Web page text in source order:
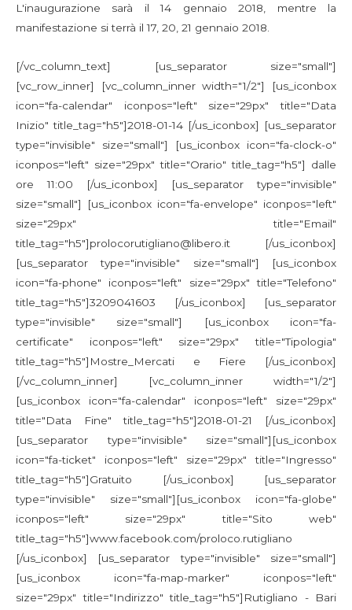
L'inaugurazione sarà il 14 gennaio 2018, mentre la
manifestazione si terrà il 17, 20, 21 gennaio 2018.
[/vc_column_text] [us_separator size="small"]
[vc_row_inner] [vc_column_inner width="1/2"] [us_iconbox
icon="fa-calendar" iconpos="left" size="29px" title="Data
Inizio" title_tag="h5"]2018-01-14 [/us_iconbox] [us_separator
type="invisible" size="small"] [us_iconbox icon="fa-clock-o"
iconpos="left" size="29px" title="Orario" title_tag="h5"] dalle
ore 11:00 [/us_iconbox] [us_separator type="invisible"
size="small"] [us_iconbox icon="fa-envelope" iconpos="left"
size="29px" title="Email"
title_tag="h5"]prolocorutigliano@libero.it [/us_iconbox]
[us_separator type="invisible" size="small"] [us_iconbox
icon="fa-phone" iconpos="left" size="29px" title="Telefono"
title_tag="h5"]3209041603 [/us_iconbox] [us_separator
type="invisible" size="small"] [us_iconbox icon="fa-
certificate" iconpos="left" size="29px" title="Tipologia"
title_tag="h5"]Mostre_Mercati e Fiere [/us_iconbox]
[/vc_column_inner] [vc_column_inner width="1/2"]
[us_iconbox icon="fa-calendar" iconpos="left" size="29px"
title="Data Fine" title_tag="h5"]2018-01-21 [/us_iconbox]
[us_separator type="invisible" size="small"][us_iconbox
icon="fa-ticket" iconpos="left" size="29px" title="Ingresso"
title_tag="h5"]Gratuito [/us_iconbox] [us_separator
type="invisible" size="small"][us_iconbox icon="fa-globe"
iconpos="left" size="29px" title="Sito web"
title_tag="h5"]www.facebook.com/proloco.rutigliano
[/us_iconbox] [us_separator type="invisible" size="small"]
[us_iconbox icon="fa-map-marker" iconpos="left"
size="29px" title="Indirizzo" title_tag="h5"]Rutigliano - Bari